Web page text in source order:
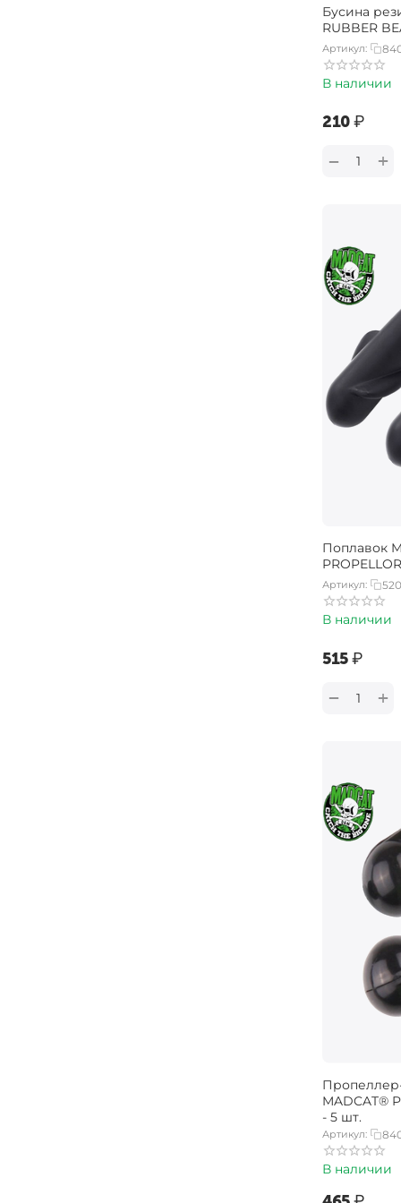
Бусина
RUBBER
Артикул:
В наличии
‍210‍₽
+
−
Поплавок
Артикул:
В наличии
‍515‍₽
+
−
MADCAT®
- 5 шт.
Артикул:
В наличии